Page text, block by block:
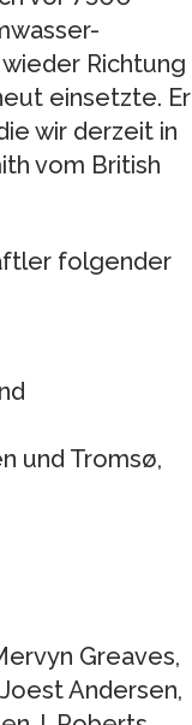
wieder Richtung
einsetzte. Er
wir derzeit in
vom British
folgender
und Tromsø,
Greaves,
Andersen,